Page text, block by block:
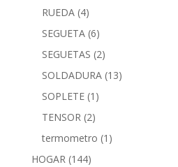
RUEDA (4)
SEGUETA (6)
SEGUETAS (2)
SOLDADURA (13)
SOPLETE (1)
TENSOR (2)
termometro (1)
HOGAR (144)